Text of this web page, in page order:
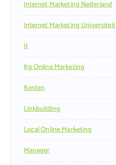
Internet Marketing Nederland
Internet Marketing Universiteit
It
Kg Online Marketing
Kosten
Linkbuilding
Local Online Marketing
Manager